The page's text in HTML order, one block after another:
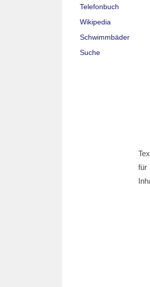
Telefonbuch
Wikipedia
Schwimmbäder
Suche
für